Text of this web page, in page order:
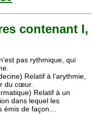
contenant I,
pas rythmique, qui
Relatif à l’arythmie,
du cœur.
Relatif à un
dans lequel les
émis de façon…